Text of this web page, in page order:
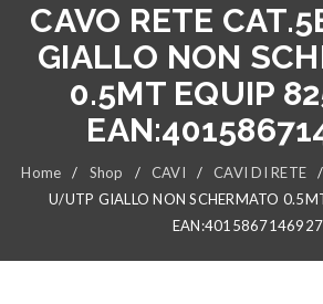
CAVO RETE
GIALLO NON
0.5MT EQUIP
Home / Shop / CAVI / CAVI DI RETE /
U/UTP GIALLO NON SCHERMATO
EAN:4015867146927